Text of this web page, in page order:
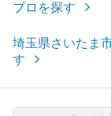
プロを探す
埼玉県さいたま
す